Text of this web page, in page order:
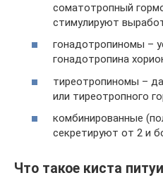
соматотропный
стимулируют
гонадотропиномы –
гонадотропина
тиреотропиномы –
или тиреотропного
комбинированные
секретируют от 2 и
Что такое киста